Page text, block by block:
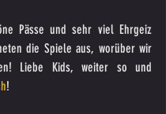
Pässe und sehr viel Ehrgeiz
die Spiele aus, worüber wir
!